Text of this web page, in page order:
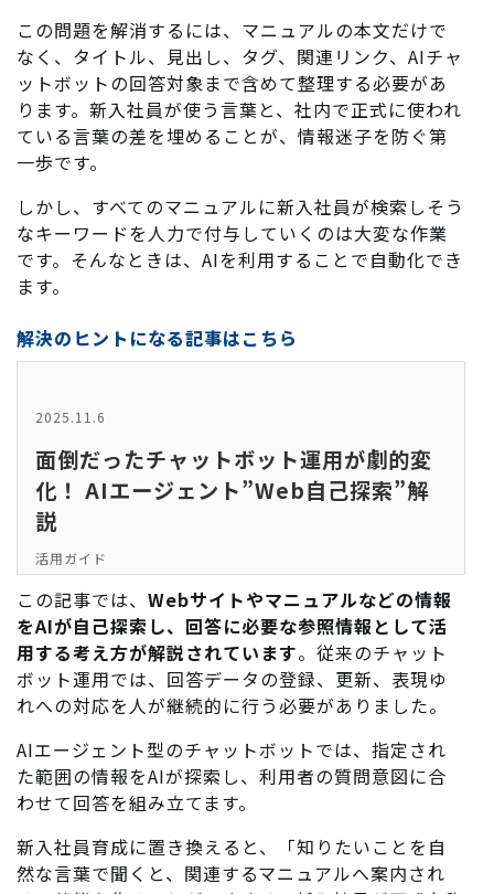
この問題を解消するには、マニュアルの本文だけで
なく、タイトル、見出し、タグ、関連リンク、AIチャ
ットボットの回答対象まで含めて整理する必要があ
ります。新入社員が使う言葉と、社内で正式に使われ
ている言葉の差を埋めることが、情報迷子を防ぐ第
一歩です。
しかし、すべてのマニュアルに新入社員が検索しそう
なキーワードを人力で付与していくのは大変な作業
です。そんなときは、AIを利用することで自動化でき
ます。
解決のヒントになる記事はこちら
2025.11.6
面倒だったチャットボット運用が劇的変
化！ AIエージェント”Web自己探索”解
説
活用ガイド
この記事では、 Webサイトやマニュアルなどの情報
をAIが自己探索し、回答に必要な参照情報として活
用する考え方が解説されています。従来のチャット
ボット運用では、回答データの登録、更新、表現ゆ
れへの対応を人が継続的に行う必要がありました。
AIエージェント型のチャットボットでは、指定され
た範囲の情報をAIが探索し、利用者の質問意図に合
わせて回答を組み立てます。
新入社員育成に置き換えると、「知りたいことを自
然な言葉で聞くと、関連するマニュアルへ案内され